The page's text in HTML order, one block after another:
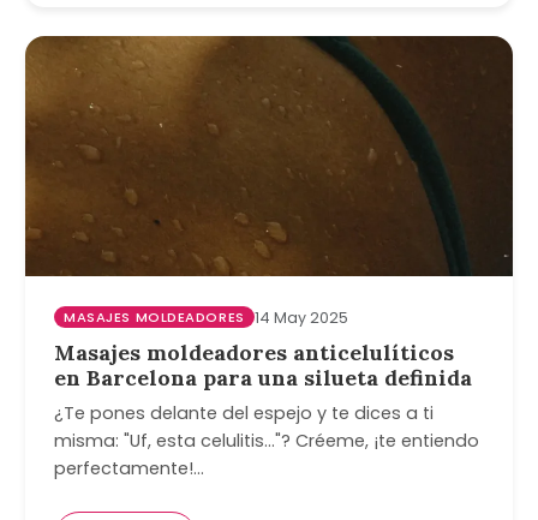
MASAJES MOLDEADORES 14 May 2025
Masajes moldeadores anticelulíticos
en Barcelona para una silueta definida
¿Te pones delante del espejo y te dices a ti
misma: "Uf, esta celulitis..."? Créeme, ¡te entiendo
perfectamente!…